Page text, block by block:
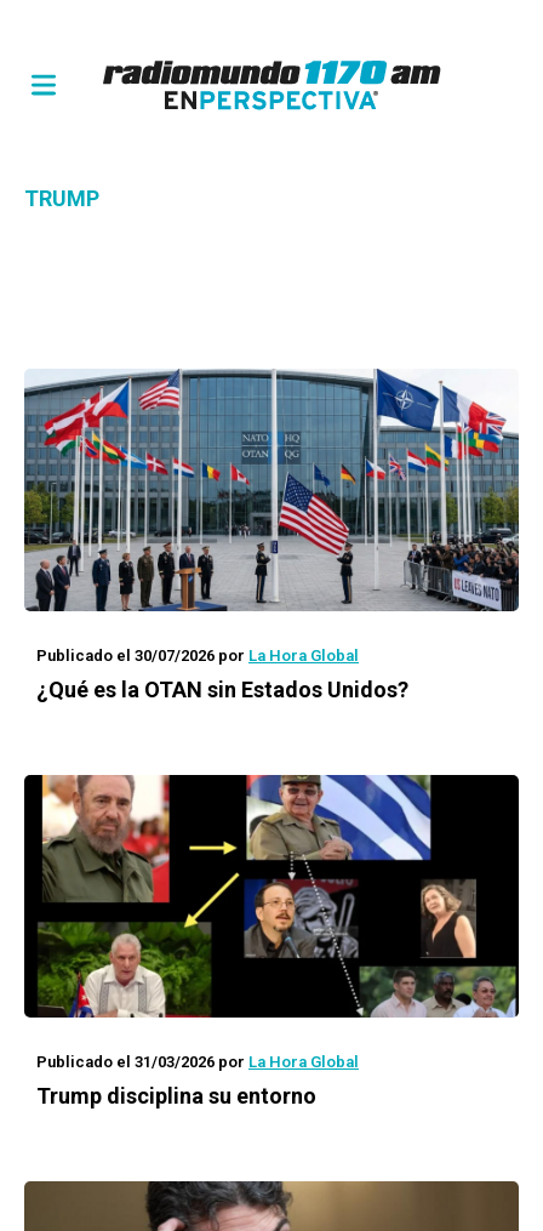
TRUMP
Publicado el 30/07/2026 por La Hora Global
¿Qué es la OTAN sin Estados Unidos?
Publicado el 31/03/2026 por La Hora Global
Trump disciplina su entorno